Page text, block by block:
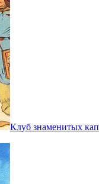
Клуб знаменитых